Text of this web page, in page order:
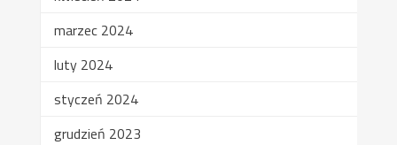
marzec 2024
luty 2024
styczeń 2024
grudzień 2023